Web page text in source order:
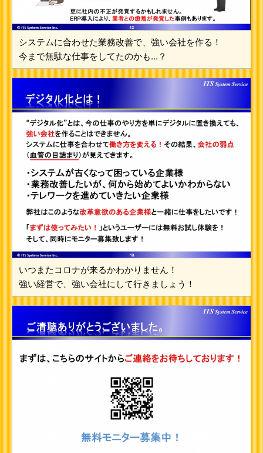
システムに合わせた業務改善で、強い会社を作る！
今まで無駄な仕事をしてたのかも...？
いつまたコロナが来るかわかりません！
強い経営で、強い会社にして行きましょう！